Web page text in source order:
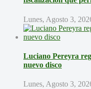
Lunes, Agosto 3,
Luciano Pereyra
nuevo disco
Lunes, Agosto 3,